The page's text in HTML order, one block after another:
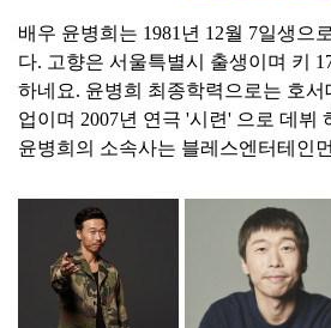
배우 윤병희는 1981년 12월 7일생으
다. 고향은 서울특별시 출생이며 키
하네요. 윤병희 최종학력으로는 호
업이며 2007년 연극 '시련' 으로 데뷔
윤병희의 소속사는 블레스엔터테인